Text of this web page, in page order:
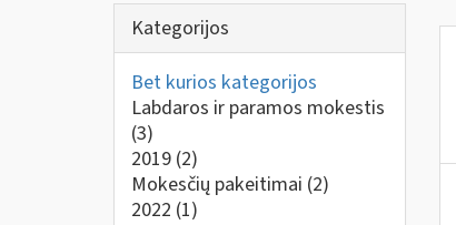
Kategorijos
Bet kurios kategorijos
Labdaros ir paramos mokestis
(3)
2019 (2)
Mokesčių pakeitimai (2)
2022 (1)